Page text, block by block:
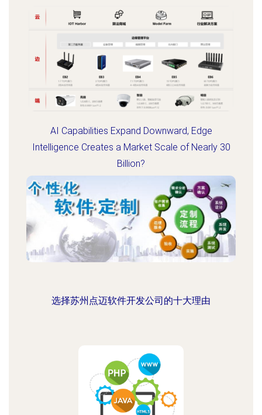
AI Capabilities Expand Downward, Edge
Intelligence Creates a Market Scale of Nearly 30
Billion?
选择苏州点迈软件开发公司的十大理由